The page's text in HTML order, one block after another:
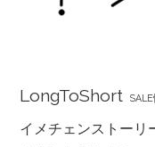
LongToShort
イメチェンストーリ